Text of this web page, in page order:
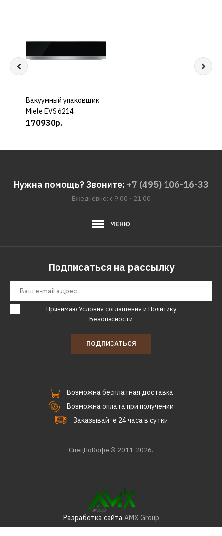
КУПИТЬ
Вакуумный упаковщик
Miele EVS 6214
170930р.
Нужна помощь? Звоните: +7 (495) 106-16-33
Ежедневно: с 9:00 - 21:00
МЕНЮ
Подписаться на рассылку
Принимаю Условия соглашения и Политику
Безопасности
ПОДПИСАТЬСЯ
Возможна бесплатная доставка
Возможна оплата при получении
Заказывайте 24 часа в сутки
СпецПоКофе © 2011-2026.
Разработка сайтаAMX Group